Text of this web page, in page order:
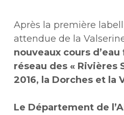
Après la première
attendue de la
nouveaux cours
réseau des « Rivières
2016, la Dorches et la
Le Département de